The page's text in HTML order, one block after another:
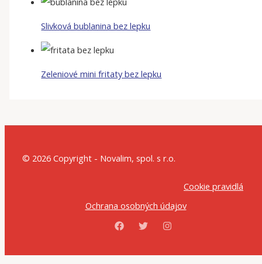
Slivková bublanina bez lepku
Zeleniové mini fritaty bez lepku
© 2026 Copyright - Novalim, spol. s r.o.
Cookie pravidlá
Ochrana osobných údajov